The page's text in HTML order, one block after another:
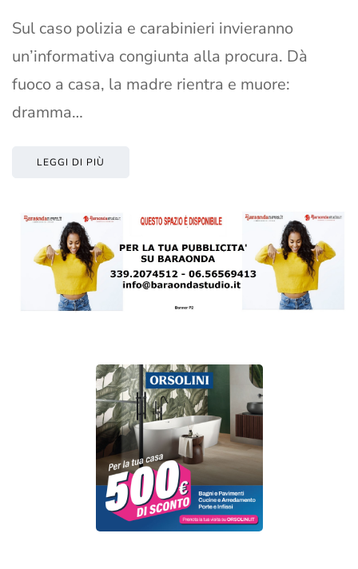
Sul caso polizia e carabinieri invieranno
un’informativa congiunta alla procura. Dà
fuoco a casa, la madre rientra e muore:
dramma…
LEGGI DI PIÙ